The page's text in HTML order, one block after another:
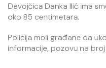
Devojčica Danka Ilić ima
oko 85 centimetara.
Policija moli građane da
informacije, pozovu na